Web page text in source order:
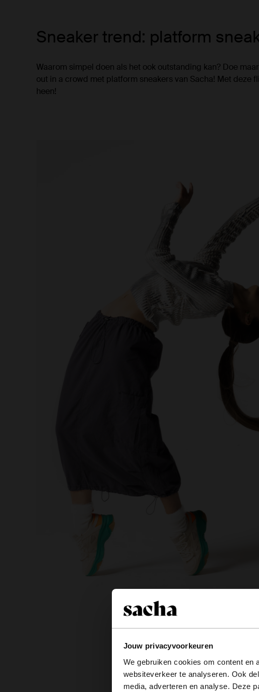
Jouw privacyvoorkeuren
We gebruiken cookies om content en
websiteverkeer te analyseren. Ook
media, adverteren en analyse. Deze
Sneaker trend: platform
Waarom simpel doen als het ook outstanding kan? Doe
out in a crowd met platform sneakers van Sacha! Met
heen!
It